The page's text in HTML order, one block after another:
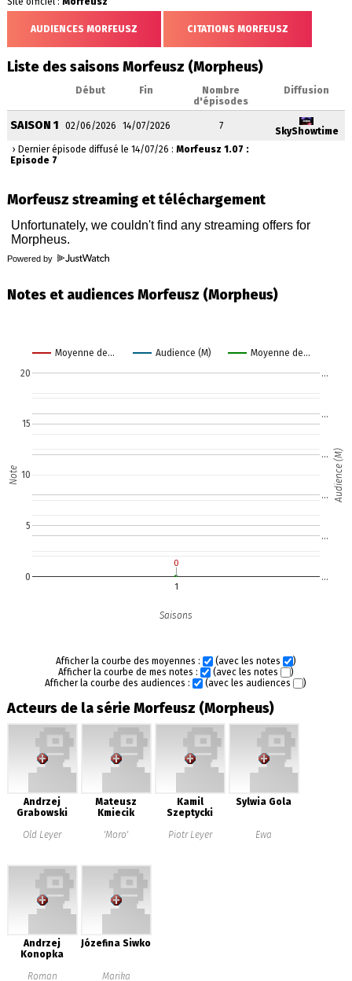
AUDIENCES MORFEUSZ CITATIONS MORFEUSZ
Liste des saisons Morfeusz (Morpheus)
Début Fin
Nombre
d'épisodes
Diffusion
SAISON 1 02/06/2026 14/07/2026 7
SkyShowtime
› Dernier épisode diffusé le 14/07/26 : Morfeusz 1.07 :
Episode 7
Morfeusz streaming et téléchargement
Powered by
Notes et audiences Morfeusz (Morpheus)
Moyenne de… Audience (M) Moyenne de…
1
0
5
10
15
20
…
…
…
…
…
…
0
0
Saisons
Note Audience (M)
Afficher la courbe des moyennes : (avec les notes
)
Afficher la courbe de mes notes :
(avec les notes
)
Afficher la courbe des audiences :
(avec les audiences )
Acteurs de la série Morfeusz (Morpheus)
Andrzej
Grabowski
Old Leyer
Mateusz
Kmiecik
'Moro'
Kamil
Szeptycki
Piotr Leyer
Sylwia Gola
Ewa
Andrzej
Konopka
Roman
Józefina Siwko
Marika